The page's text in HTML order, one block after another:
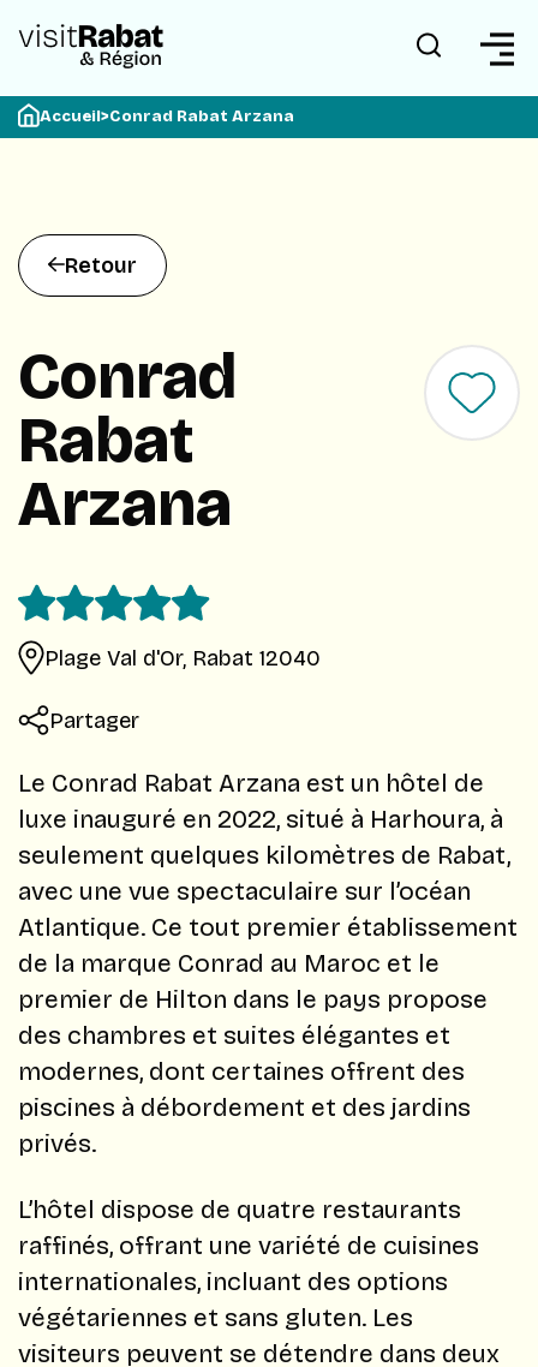
Accueil>Conrad Rabat Arzana
Retour
Conrad
Rabat
Arzana
Plage Val d'Or, Rabat 12040
Partager
Le Conrad Rabat Arzana est un hôtel de
luxe inauguré en 2022, situé à Harhoura, à
seulement quelques kilomètres de Rabat,
avec une vue spectaculaire sur l’océan
Atlantique. Ce tout premier établissement
de la marque Conrad au Maroc et le
premier de Hilton dans le pays propose
des chambres et suites élégantes et
modernes, dont certaines offrent des
piscines à débordement et des jardins
privés.
L’hôtel dispose de quatre restaurants
raffinés, offrant une variété de cuisines
internationales, incluant des options
végétariennes et sans gluten. Les
visiteurs peuvent se détendre dans deux